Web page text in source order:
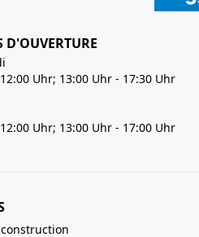
D'OUVERTURE
Uhr; 13:00 Uhr - 17:30 Uhr
Uhr; 13:00 Uhr - 17:00 Uhr